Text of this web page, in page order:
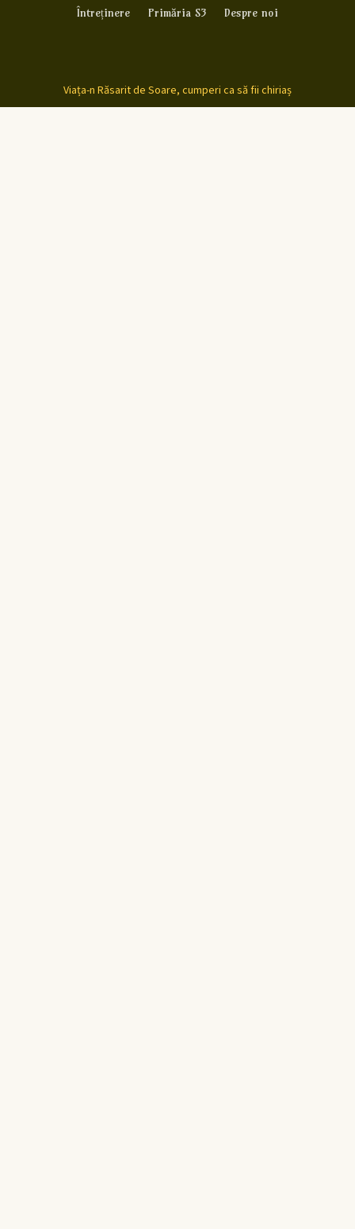
Întreținere
Primăria S3 Despre noi
Viața-n Răsarit de Soare, cumperi ca să fii chiriaș